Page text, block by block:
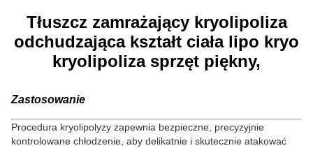
Tłuszcz zamrażający kryolipoliza
odchudzająca kształt ciała lipo kryo
kryolipoliza sprzęt piękny,
Zastosowanie
Procedura kryolipolyzy zapewnia bezpieczne, precyzyjnie
kontrolowane chłodzenie, aby delikatnie i skutecznie atakować